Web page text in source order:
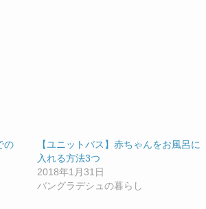
の
【ユニットバス】赤ちゃんをお風呂に
入れる方法3つ
2018年1月31日
バングラデシュの暮らし